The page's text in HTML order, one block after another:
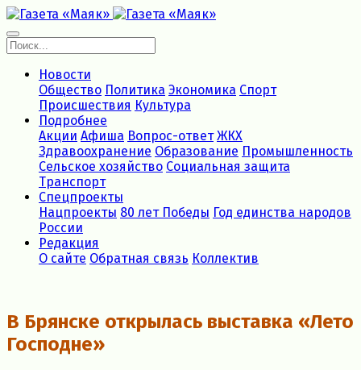
Новости
Общество Политика Экономика Спорт
Происшествия Культура
Подробнее
Акции Афиша Вопрос-ответ ЖКХ
Здравоохранение Образование Промышленность
Сельское хозяйство Социальная защита
Транспорт
Спецпроекты
Нацпроекты 80 лет Победы Год единства народов
России
Редакция
О сайте Обратная связь Коллектив
В Брянске открылась выставка «Лето
Господне»